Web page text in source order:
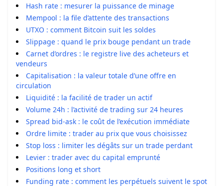
Hash rate : mesurer la puissance de minage
Mempool : la file d’attente des transactions
UTXO : comment Bitcoin suit les soldes
Slippage : quand le prix bouge pendant un trade
Carnet d’ordres : le registre live des acheteurs et
vendeurs
Capitalisation : la valeur totale d’une offre en
circulation
Liquidité : la facilité de trader un actif
Volume 24h : l’activité de trading sur 24 heures
Spread bid-ask : le coût de l’exécution immédiate
Ordre limite : trader au prix que vous choisissez
Stop loss : limiter les dégâts sur un trade perdant
Levier : trader avec du capital emprunté
Positions long et short
Funding rate : comment les perpétuels suivent le spot